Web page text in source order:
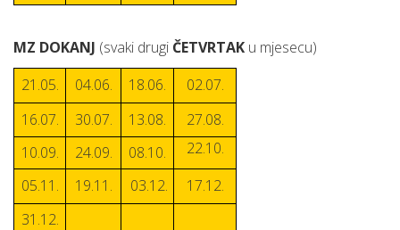
MZ DOKANJ (svaki drugi ČETVRTAK u mjesecu)
21.05.
04.06. 18.06.
02.07.
16.07.
30.07. 13.08.
27.08.
10.09.
24.09. 08.10.
22.10.
05.11.
19.11. 03.12.
17.12.
31.12.